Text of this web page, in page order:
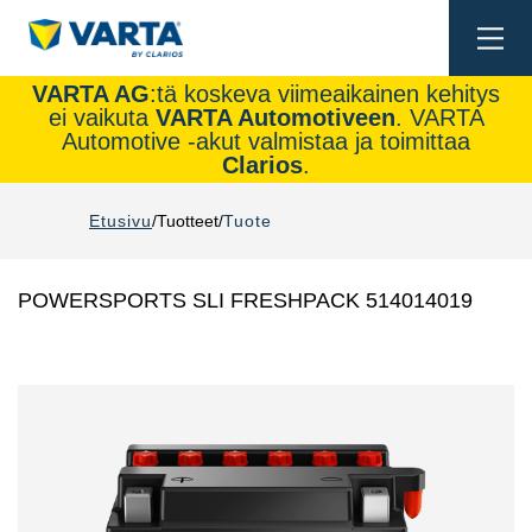
VARTA AG:tä koskeva viimeaikainen kehitys
ei vaikuta VARTA Automotiveen. VARTA
Automotive -akut valmistaa ja toimittaa
Clarios.
Etusivu Tuotteet Tuote
POWERSPORTS SLI FRESHPACK 514014019